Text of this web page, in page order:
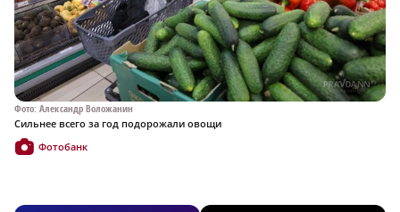
Фото: Александр Воложанин
Сильнее всего за год подорожали овощи
Фотобанк